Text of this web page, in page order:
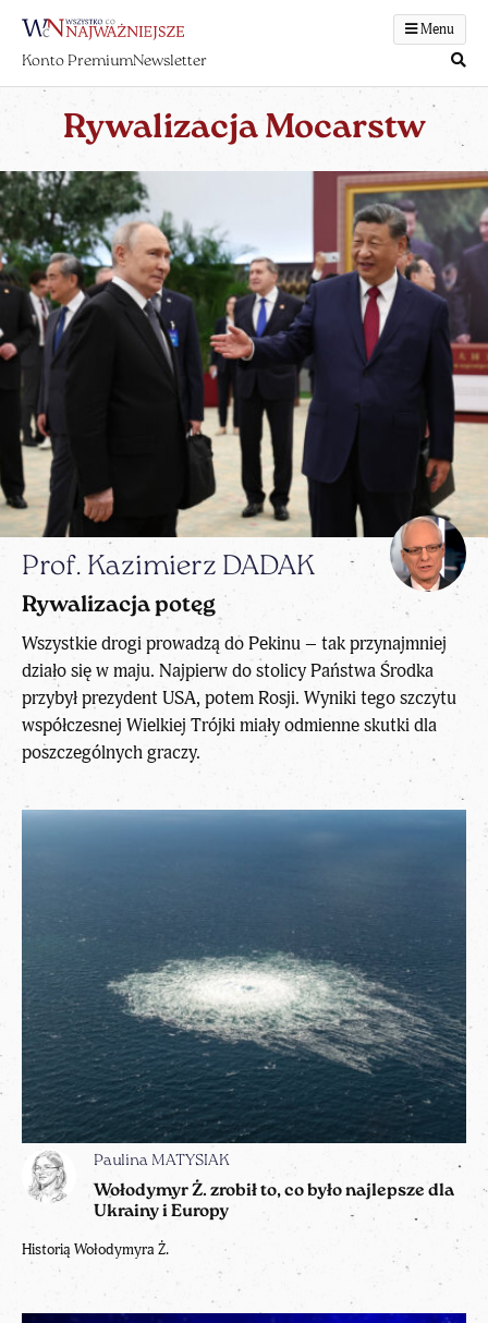
Menu
Konto PremiumNewsletter
Rywalizacja Mocarstw
Prof. Kazimierz DADAK
Rywalizacja potęg
Wszystkie drogi prowadzą do Pekinu – tak przynajmniej
działo się w maju. Najpierw do stolicy Państwa Środka
przybył prezydent USA, potem Rosji. Wyniki tego szczytu
współczesnej Wielkiej Trójki miały odmienne skutki dla
poszczególnych graczy.
Paulina MATYSIAK
Wołodymyr Ż. zrobił to, co było najlepsze dla
Ukrainy i Europy
Historią Wołodymyra Ż.